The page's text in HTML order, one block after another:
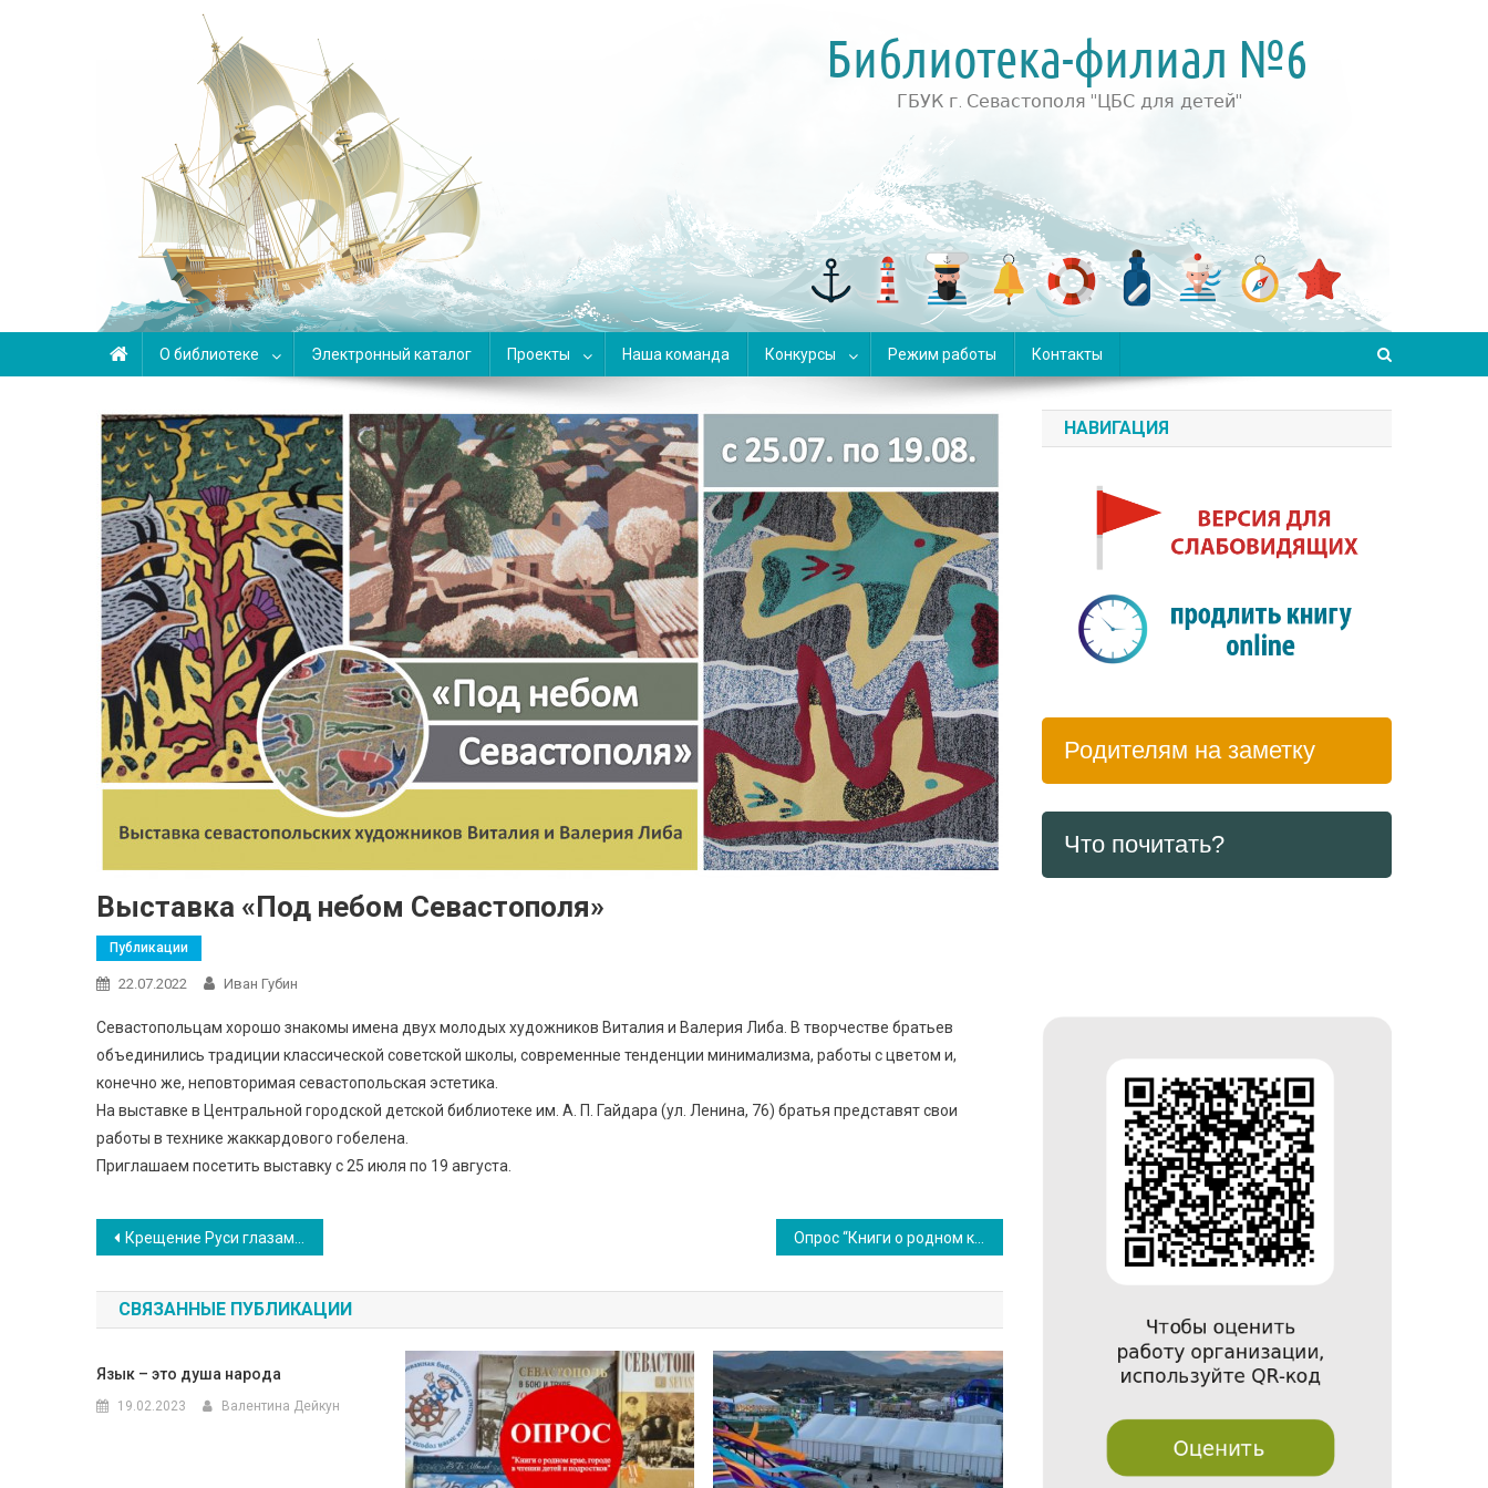
Библиотека-филиал №6 для детей
О библиотеке Электронный каталог Проекты Наша команда Конкурсы Режим работы Контакты
Выставка «Под небом Севастополя»
Публикации
22.07.2022 Иван Губин
Севастопольцам хорошо знакомы имена двух молодых художников Виталия и Валерия Либа. В творчестве братьев
объединились традиции классической советской школы, современные тенденции минимализма, работы с цветом и,
конечно же, неповторимая севастопольская эстетика.
На выставке в Центральной городской детской библиотеке им. А. П. Гайдара (ул. Ленина, 76) братья представят свои
работы в технике жаккардового гобелена.
Приглашаем посетить выставку с 25 июля по 19 августа.
Навигация
по
записям
Крещение Руси глазами художников
СВЯЗАННЫЕ ПУБЛИКАЦИИ
Язык – это душа народа
19.02.2023 Валентина Дейкун
НАВИГАЦИЯ
Родителям на заметку
Что почитать?